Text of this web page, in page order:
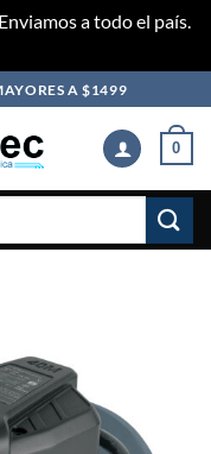
a todo el país.
A $1499
0